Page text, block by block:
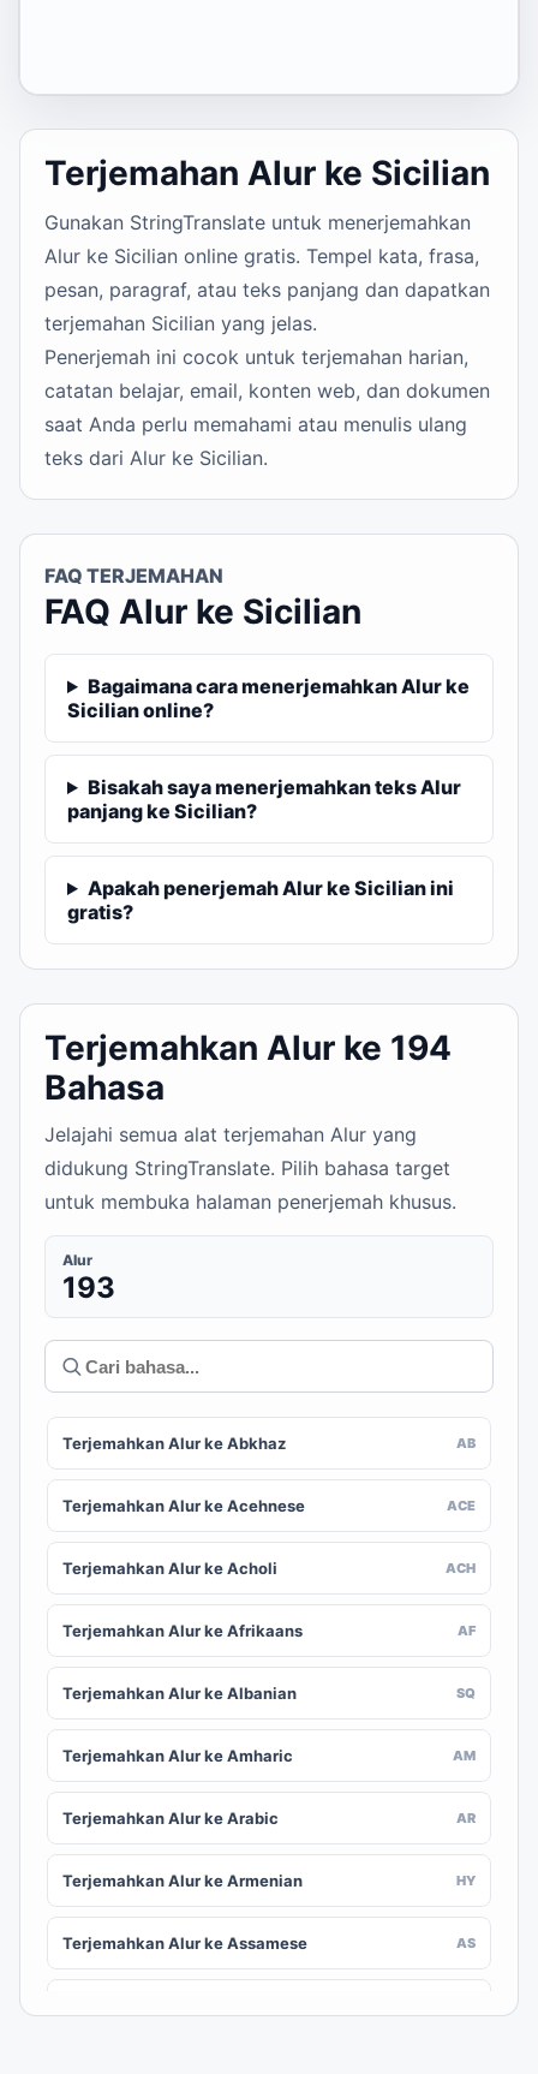
Terjemahan Alur ke Sicilian
Gunakan StringTranslate untuk menerjemahkan
Alur ke Sicilian online gratis. Tempel kata, frasa,
pesan, paragraf, atau teks panjang dan dapatkan
terjemahan Sicilian yang jelas.
Penerjemah ini cocok untuk terjemahan harian,
catatan belajar, email, konten web, dan dokumen
saat Anda perlu memahami atau menulis ulang
teks dari Alur ke Sicilian.
FAQ TERJEMAHAN
FAQ Alur ke Sicilian
Bagaimana cara menerjemahkan Alur ke
Sicilian online?
Bisakah saya menerjemahkan teks Alur
panjang ke Sicilian?
Apakah penerjemah Alur ke Sicilian ini
gratis?
Terjemahkan Alur ke 194
Bahasa
Jelajahi semua alat terjemahan Alur yang
didukung StringTranslate. Pilih bahasa target
untuk membuka halaman penerjemah khusus.
Alur
193
Terjemahkan Alur ke Abkhaz AB
Terjemahkan Alur ke Acehnese ACE
Terjemahkan Alur ke Acholi ACH
Terjemahkan Alur ke Afrikaans AF
Terjemahkan Alur ke Albanian SQ
Terjemahkan Alur ke Amharic AM
Terjemahkan Alur ke Arabic AR
Terjemahkan Alur ke Armenian HY
Terjemahkan Alur ke Assamese AS